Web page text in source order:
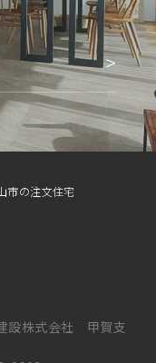
市の注文住宅
設株式会社 甲賀支